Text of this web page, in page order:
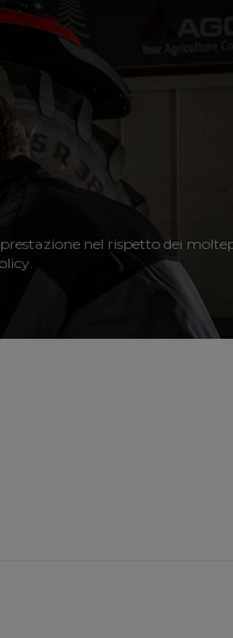
nel rispetto dei